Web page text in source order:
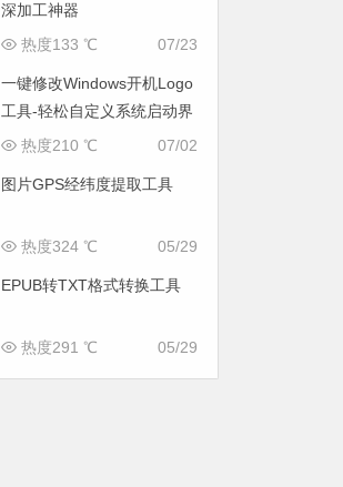
深加工神器
07/23
热度133 ℃
一键修改Windows开机Logo
工具-轻松自定义系统启动界
面
07/02
热度210 ℃
图片GPS经纬度提取工具
05/29
热度324 ℃
EPUB转TXT格式转换工具
05/29
热度291 ℃